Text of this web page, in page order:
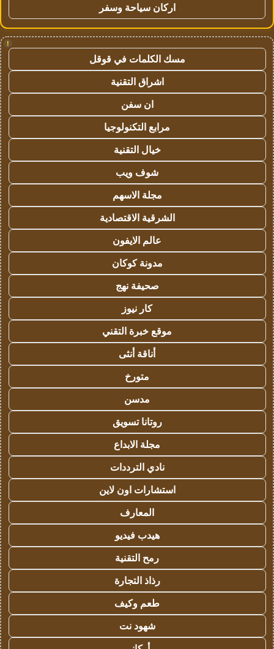
اركان سياحة وسفر
!
مسك الكلمات في قوقل
اشراق التقنية
ان سفن
مرابع التكنولوجيا
خيال التقنية
شوف ويب
مجلة الاسهم
الشرقية الاقتصادية
عالم الايفون
مدونة كوكان
صحيفة نهج
كار نيوز
موقع خبرة التقني
أناقة أنثى
متورخ
مدسن
روتانا تسويق
مجلة الابداع
نادي الترددات
استشارات اون لاين
المعارف
هيدب فيديو
رمح التقنية
رذاذ التجارة
طعم وكيف
شهود نت